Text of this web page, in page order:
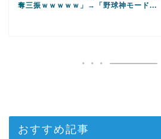
奪三振ｗｗｗｗｗ」→「野球神モード...
おすすめ記事